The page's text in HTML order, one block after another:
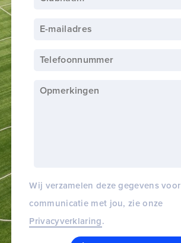
Wij verzamelen deze gegevens voor
communicatie met jou, zie onze
Privacyverklaring.